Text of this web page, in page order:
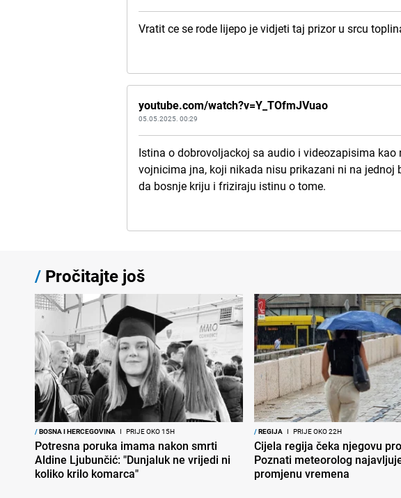
Vratit ce se rode lijepo je vidjeti taj prizor u srcu
youtube.com/watch?v=Y_TOfmJVuao
05.05.2025. 00:29
Istina o dobrovoljackoj sa audio i videozapisima
vojnicima jna, koji nikada nisu prikazani ni na
da bosnje kriju i friziraju istinu o tome.
/ Pročitajte još
/BOSNA I HERCEGOVINA I PRIJE OKO 15H
Potresna poruka imama nakon smrti
Aldine Ljubunčić: "Dunjaluk ne vrijedi ni
koliko krilo komarca"
/REGIJA I PRIJE OKO 22H
Cijela regija čeka njegovu
Poznati meteorolog
promjenu vremena